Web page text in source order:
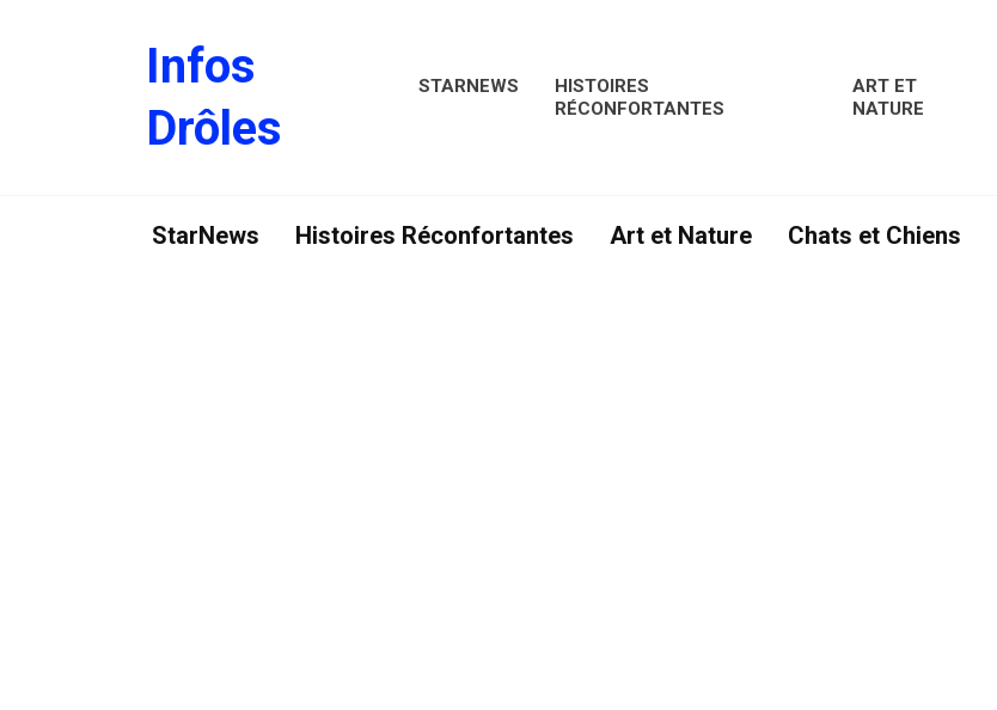
Infos
Drôles
STARNEWS
HISTOIRES
RÉCONFORTANTES
ART ET
NATURE
StarNews Histoires Réconfortantes Art et Nature Chats et Chiens